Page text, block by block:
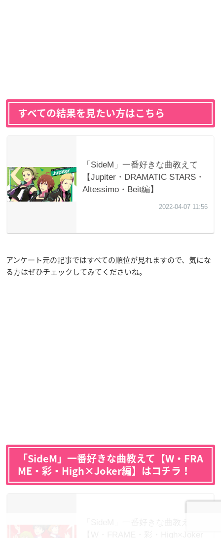
すべての結果を見たい方はこちら
アンケート元の記事ではすべての順位が見れますので、気にな
る方はぜひチェックしてみてくださいね。
「SideM」一番好きな曲教えて【W・FRA
ME・彩・High×Joker編】はコチラ！